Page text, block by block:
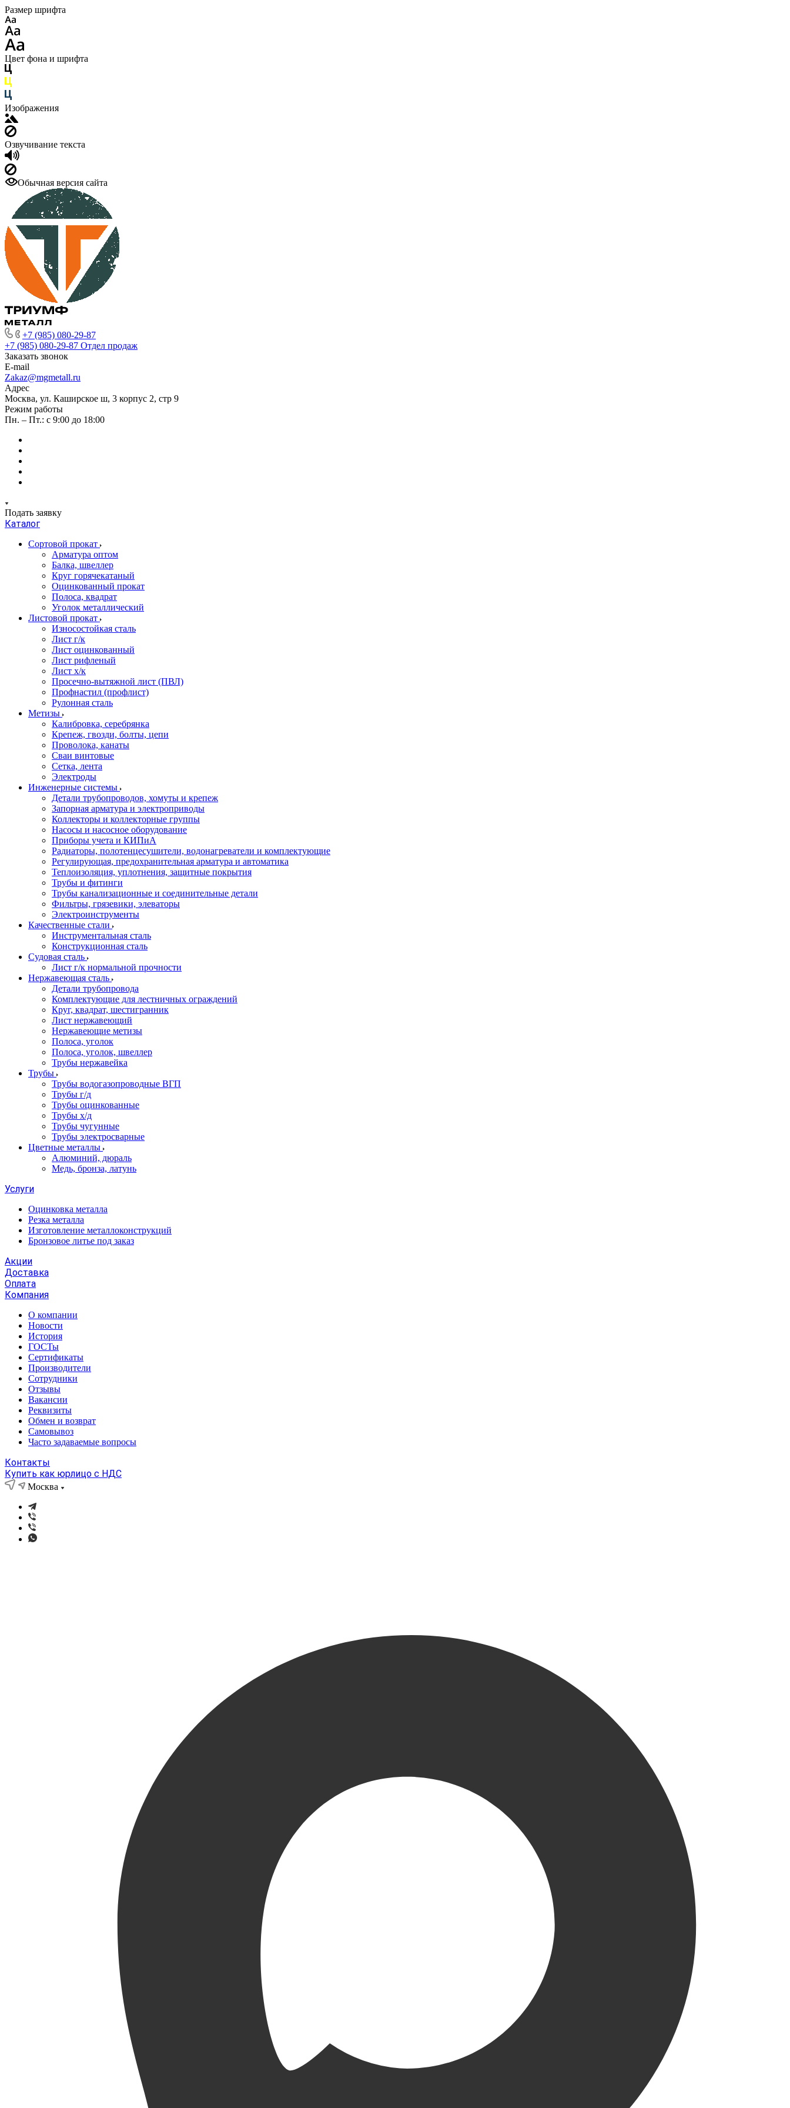
Размер шрифта
Цвет фона и шрифта
Изображения
Озвучивание текста
Обычная версия сайта
+7 (985) 080-29-87
+7 (985) 080-29-87 Отдел продаж
Заказать звонок
E-mail
Zakaz@mgmetall.ru
Адрес
Москва, ул. Каширское ш, 3 корпус 2, стр 9
Режим работы
Пн. – Пт.: с 9:00 до 18:00
Подать заявку
Каталог
Сортовой прокат
Арматура оптом
Балка, швеллер
Круг горячекатаный
Оцинкованный прокат
Полоса, квадрат
Уголок металлический
Листовой прокат
Износостойкая сталь
Лист г/к
Лист оцинкованный
Лист рифленый
Лист х/к
Просечно-вытяжной лист (ПВЛ)
Профнастил (профлист)
Рулонная сталь
Метизы
Калибровка, серебрянка
Крепеж, гвозди, болты, цепи
Проволока, канаты
Сваи винтовые
Сетка, лента
Электроды
Инженерные системы
Детали трубопроводов, хомуты и крепеж
Запорная арматура и электроприводы
Коллекторы и коллекторные группы
Насосы и насосное оборудование
Приборы учета и КИПиА
Радиаторы, полотенцесушители, водонагреватели и комплектующие
Регулирующая, предохранительная арматура и автоматика
Теплоизоляция, уплотнения, защитные покрытия
Трубы и фитинги
Трубы канализационные и соединительные детали
Фильтры, грязевики, элеваторы
Электроинструменты
Качественные стали
Инструментальная сталь
Конструкционная сталь
Судовая сталь
Лист г/к нормальной прочности
Нержавеющая сталь
Детали трубопровода
Комплектующие для лестничных ограждений
Круг, квадрат, шестигранник
Лист нержавеющий
Нержавеющие метизы
Полоса, уголок
Полоса, уголок, швеллер
Трубы нержавейка
Трубы
Трубы водогазопроводные ВГП
Трубы г/д
Трубы оцинкованные
Трубы х/д
Трубы чугунные
Трубы электросварные
Цветные металлы
Алюминий, дюраль
Медь, бронза, латунь
Услуги
Оцинковка металла
Резка металла
Изготовление металлоконструкций
Бронзовое литье под заказ
Акции
Доставка
Оплата
Компания
О компании
Новости
История
ГОСТы
Сертификаты
Производители
Сотрудники
Отзывы
Вакансии
Реквизиты
Обмен и возврат
Самовывоз
Часто задаваемые вопросы
Контакты
Купить как юрлицо с НДС
Москва